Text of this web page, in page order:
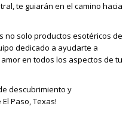
te guiarán en el camino hacia
no solo productos esotéricos de
dedicado a ayudarte a
en todos los aspectos de tu
descubrimiento y
Paso, Texas!